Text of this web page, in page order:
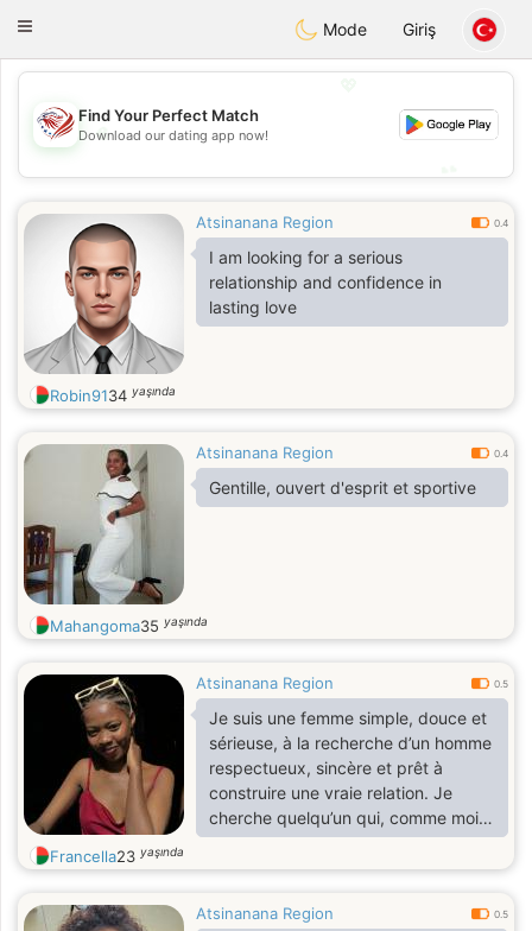
Dating
Toggle
Mode Giriş
💖
💕
Find Your Perfect Match
Download our dating app now!
Atsinanana Region 0.4
I am looking for a serious
relationship and confidence in
lasting love
Robin9134 yaşında
Atsinanana Region 0.4
Gentille, ouvert d'esprit et sportive
Mahangoma35 yaşında
Atsinanana Region 0.5
Je suis une femme simple, douce et
sérieuse, à la recherche d’un homme
respectueux, sincère et prêt à
construire une vraie relation. Je
cherche quelqu’un qui, comme moi,
croit en l’amour, au respect et au
mariage. J’aimerais rencontrer un
projets à deux et qui n’a pas peur de
Francella23 yaşında
Atsinanana Region 0.5